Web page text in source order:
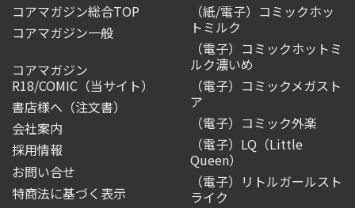
コアマガジン総合TOP
コアマガジン一般
コアマガジン
R18/COMIC （当サイト）
書店様へ（注文書）
会社案内
採用情報
お問い合せ
特商法に基づく表示
（紙/電子）コミックホッ
トミルク
（電子）コミックホットミ
ルク濃いめ
（電子）コミックメガスト
ア
（電子）コミック外楽
（電子）LQ（Little
Queen）
（電子）リトルガールスト
ライク